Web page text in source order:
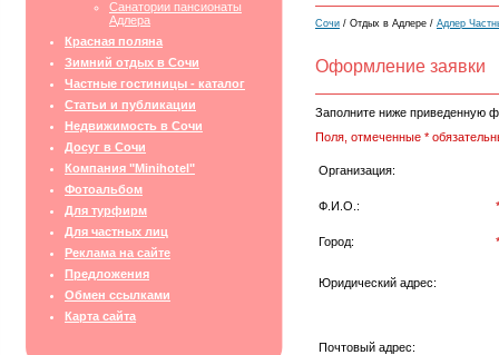
Санатории пансионаты
Адлера
Красная поляна
Зимний отдых в Сочи
Частные гостиницы - каталог
Статьи и публикации
Недвижимость в Сочи
Досуг в Сочи
Компания "Minihotel"
Фотоальбом
Для турфирм
Для частных лиц
Реклама на сайте
Предложения
Обмен ссылками
Карта сайта
Сочи / Отдых в Адлере / Адлер
Оформление заявки
Заполните ниже приведенную
Поля, отмеченные *
Организация:
Ф.И.О.: *
Город: *
Юридический адрес:
Почтовый адрес: